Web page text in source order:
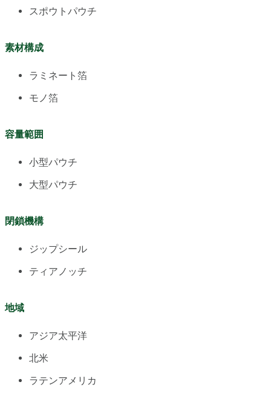
スポウトパウチ
素材構成
ラミネート箔
モノ箔
容量範囲
小型パウチ
大型パウチ
閉鎖機構
ジップシール
ティアノッチ
地域
アジア太平洋
北米
ラテンアメリカ